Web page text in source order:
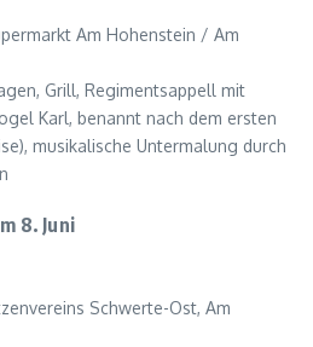
Am Hohenstein / Am
Grill, Regimentsappell mit
Karl, benannt nach dem ersten
musikalische Untermalung durch
8. Juni
Schwerte-Ost, Am